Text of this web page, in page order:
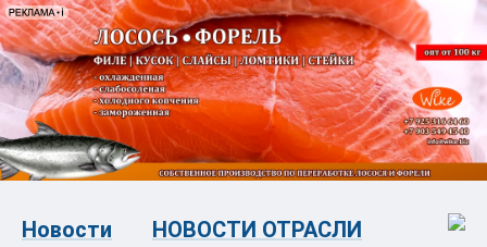
Новости
НОВОСТИ ОТРАСЛИ